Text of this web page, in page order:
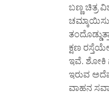
ಬಣ್ಣ ಚಿತ್ರ
ಕ್ಷಣ
ಇವೆ. ಶೋಕಿ
ಇರುವ
ವಾಹನ